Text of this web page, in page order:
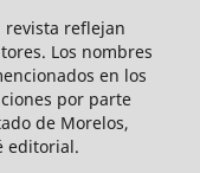
revista reflejan
Los nombres
en los
por parte
de Morelos,
editorial.